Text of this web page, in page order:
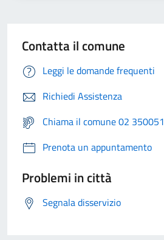
Contatta il comune
Leggi le domande frequenti
Richiedi Assistenza
Chiama il comune 02 350051
Prenota un appuntamento
Problemi in città
Segnala disservizio